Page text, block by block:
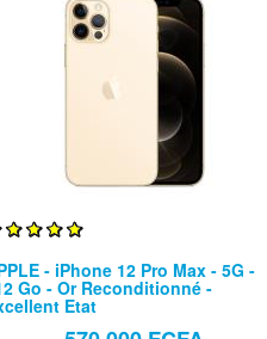
- iPhone 12 Pro Max - 5G -
Go - Or Reconditionné -
Etat